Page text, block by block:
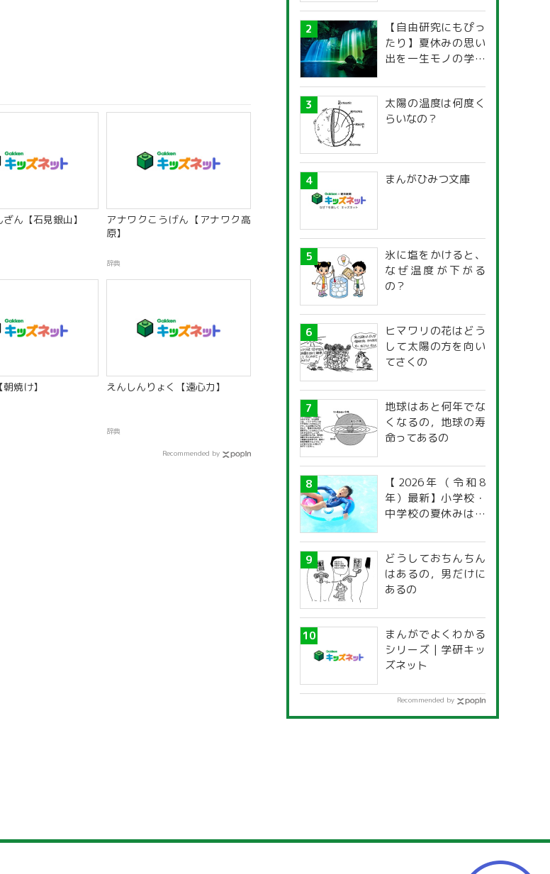
ん【石見銀山】
アナワクこうげん【アナワク高
原】
辞典
焼け】 えんしんりょく【遠心力】
辞典
Recommended by
【自由研究にもぴっ
たり】夏休みの思い
出を一生モノの学び
探究ガイド
太陽の温度は何度く
らいなの？
まんがひみつ文庫
氷に塩をかけると、
なぜ温度が下がる
の？
ヒマワリの花はどう
して太陽の方を向い
てさくの
地球はあと何年でな
くなるの，地球の寿
命ってあるの
【2026年（令和8
年）最新】小学校・
中学校の夏休みはい
道府県別「夏季休暇
一覧」
どうしておちんちん
はあるの，男だけに
あるの
まんがでよくわかる
シリーズ | 学研キッ
ズネット
Recommended by